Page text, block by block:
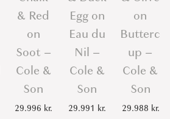
& Red
on
Soot –
Cole &
Son
29.996 kr.
Egg on
Eau du
Nil –
Cole &
Son
29.991 kr.
on
Butterc
up –
Cole &
Son
29.988 kr.